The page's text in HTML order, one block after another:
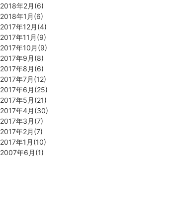
2018年2月(6)
2018年1月(6)
2017年12月(4)
2017年11月(9)
2017年10月(9)
2017年9月(8)
2017年8月(6)
2017年7月(12)
2017年6月(25)
2017年5月(21)
2017年4月(30)
2017年3月(7)
2017年2月(7)
2017年1月(10)
2007年6月(1)